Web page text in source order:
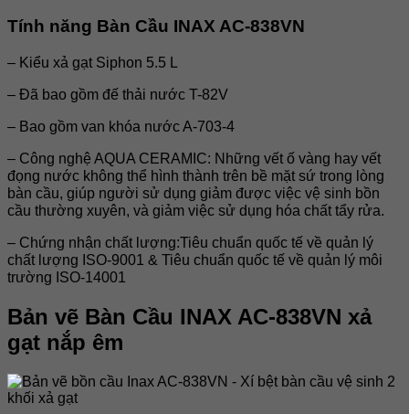
Tính năng Bàn Cầu INAX AC-838VN
– Kiểu xả gạt Siphon 5.5 L
– Đã bao gồm đế thải nước T-82V
– Bao gồm van khóa nước A-703-4
– Công nghệ AQUA CERAMIC: Những vết ố vàng hay vết
đọng nước không thể hình thành trên bề mặt sứ trong lòng
bàn cầu, giúp người sử dụng giảm được việc vệ sinh bồn
cầu thường xuyên, và giảm việc sử dụng hóa chất tẩy rửa.
– Chứng nhận chất lượng:Tiêu chuẩn quốc tế về quản lý
chất lượng ISO-9001 & Tiêu chuẩn quốc tế về quản lý môi
trường ISO-14001
Bản vẽ Bàn Cầu INAX AC-838VN xả
gạt nắp êm